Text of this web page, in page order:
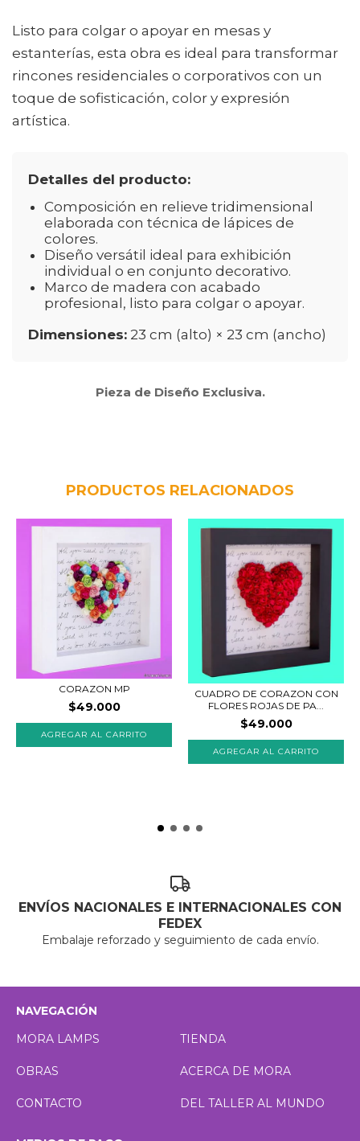
Listo para colgar o apoyar en mesas y
estanterías, esta obra es ideal para transformar
rincones residenciales o corporativos con un
toque de sofisticación, color y expresión
artística.
Detalles del producto:
Composición en relieve tridimensional
elaborada con técnica de lápices de
colores.
Diseño versátil ideal para exhibición
individual o en conjunto decorativo.
Marco de madera con acabado
profesional, listo para colgar o apoyar.
Dimensiones: 23 cm (alto) × 23 cm (ancho)
Pieza de Diseño Exclusiva.
PRODUCTOS RELACIONADOS
CORAZON MP
$49.000
AGREGAR AL CARRITO
CUADRO DE CORAZON CON
FLORES ROJAS DE PA...
$49.000
AGREGAR AL CARRITO
ENVÍOS NACIONALES E INTERNACIONALES CON
FEDEX
Embalaje reforzado y seguimiento de cada envío.
NAVEGACIÓN
MORA LAMPS
TIENDA
OBRAS ACERCA DE MORA
CONTACTO DEL TALLER AL MUNDO